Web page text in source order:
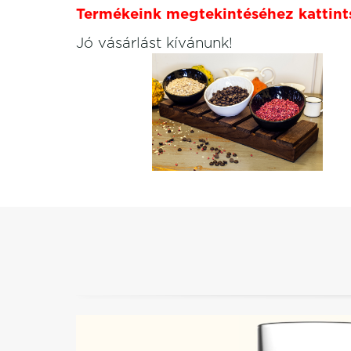
Termékeink megtekintéséhez
Jó vásárlást kívánunk!